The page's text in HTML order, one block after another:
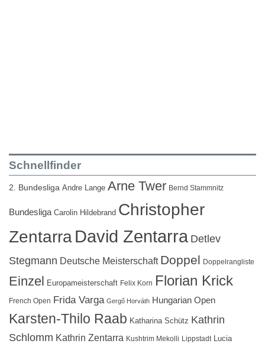
Schnellfinder
2. Bundesliga Andre Lange Arne Twer Bernd Stammnitz
Bundesliga Carolin Hildebrand Christopher
ZentarraDavid Zentarra Detlev
Stegmann Deutsche Meisterschaft Doppel Doppelrangliste
Einzel Europameisterschaft Felix Korn Florian Krick
French Open Frida Varga Gergő Horváth Hungarian Open
Karsten-Thilo Raab Katharina Schütz Kathrin
Schlomm Kathrin Zentarra Kushtrim Mekolli Lippstadt Lucia